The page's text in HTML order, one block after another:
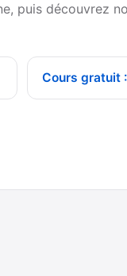
puis découvrez
Cours gratuit